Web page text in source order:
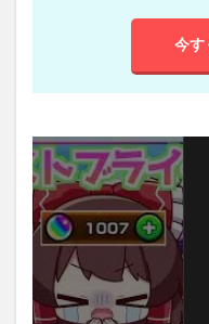
今す